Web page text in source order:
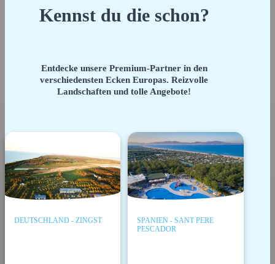
Kennst du die schon?
Entdecke unsere Premium-Partner in den
verschiedensten Ecken Europas. Reizvolle
Landschaften und tolle Angebote!
DEUTSCHLAND - ZINGST
SPANIEN - SANT PERE
PESCADOR